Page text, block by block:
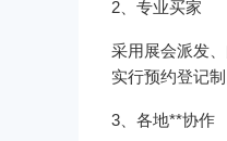
2、专业买家
采用展会派发
实行预约登记
3、各地**协作